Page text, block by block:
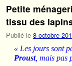
Petite
tissu des
Publié le 8 octobre
« Les jours sont
Proust, mais pas